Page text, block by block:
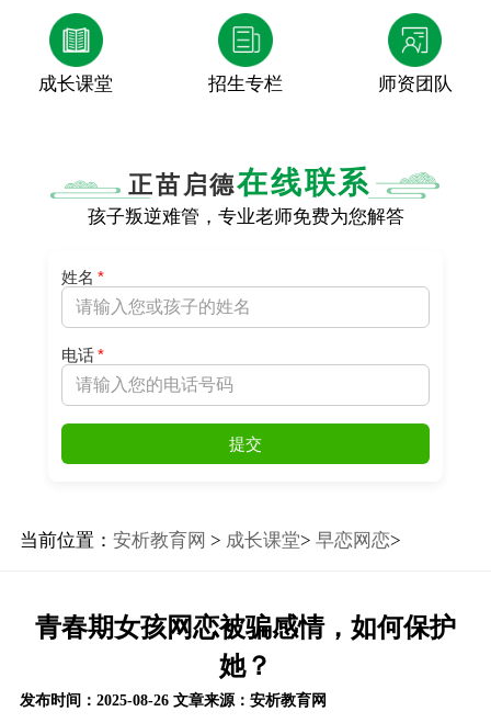
成长课堂 招生专栏 师资团队
正苗启德在线联系
孩子叛逆难管，专业老师免费为您解答
姓名 *
电话*
提交
当前位置： 安析教育网 > 成长课堂> 早恋网恋>
青春期女孩网恋被骗感情，如何保护
她？
发布时间：2025-08-26 文章来源：安析教育网